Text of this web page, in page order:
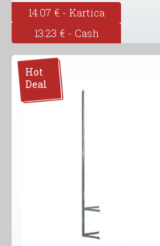
14.07 € - Kartica
13.23 € - Cash
Hot
Deal